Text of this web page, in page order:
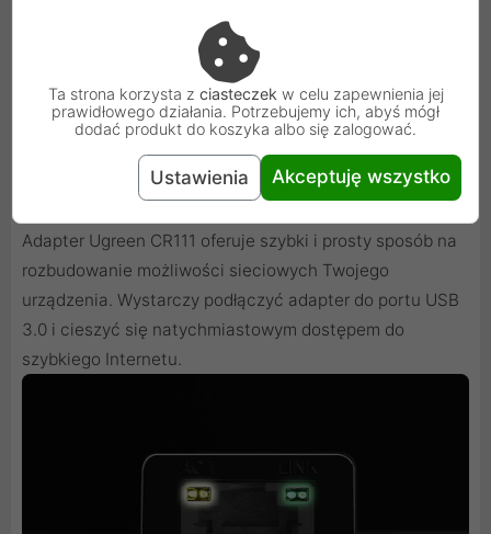
Prosta instalacja
Adapter Ugreen CR111 oferuje szybki i prosty sposób na
rozbudowanie możliwości sieciowych Twojego
urządzenia. Wystarczy podłączyć adapter do portu USB
3.0 i cieszyć się natychmiastowym dostępem do
szybkiego Internetu.
Ta strona korzysta z ciasteczek w celu zapewnienia jej
prawidłowego działania. Potrzebujemy ich, abyś mógł
dodać produkt do koszyka albo się zalogować.
Ustawienia Akceptuję wszystko